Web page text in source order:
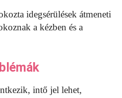
idegsérülések átmeneti
a kézben és a
intő jel lehet,